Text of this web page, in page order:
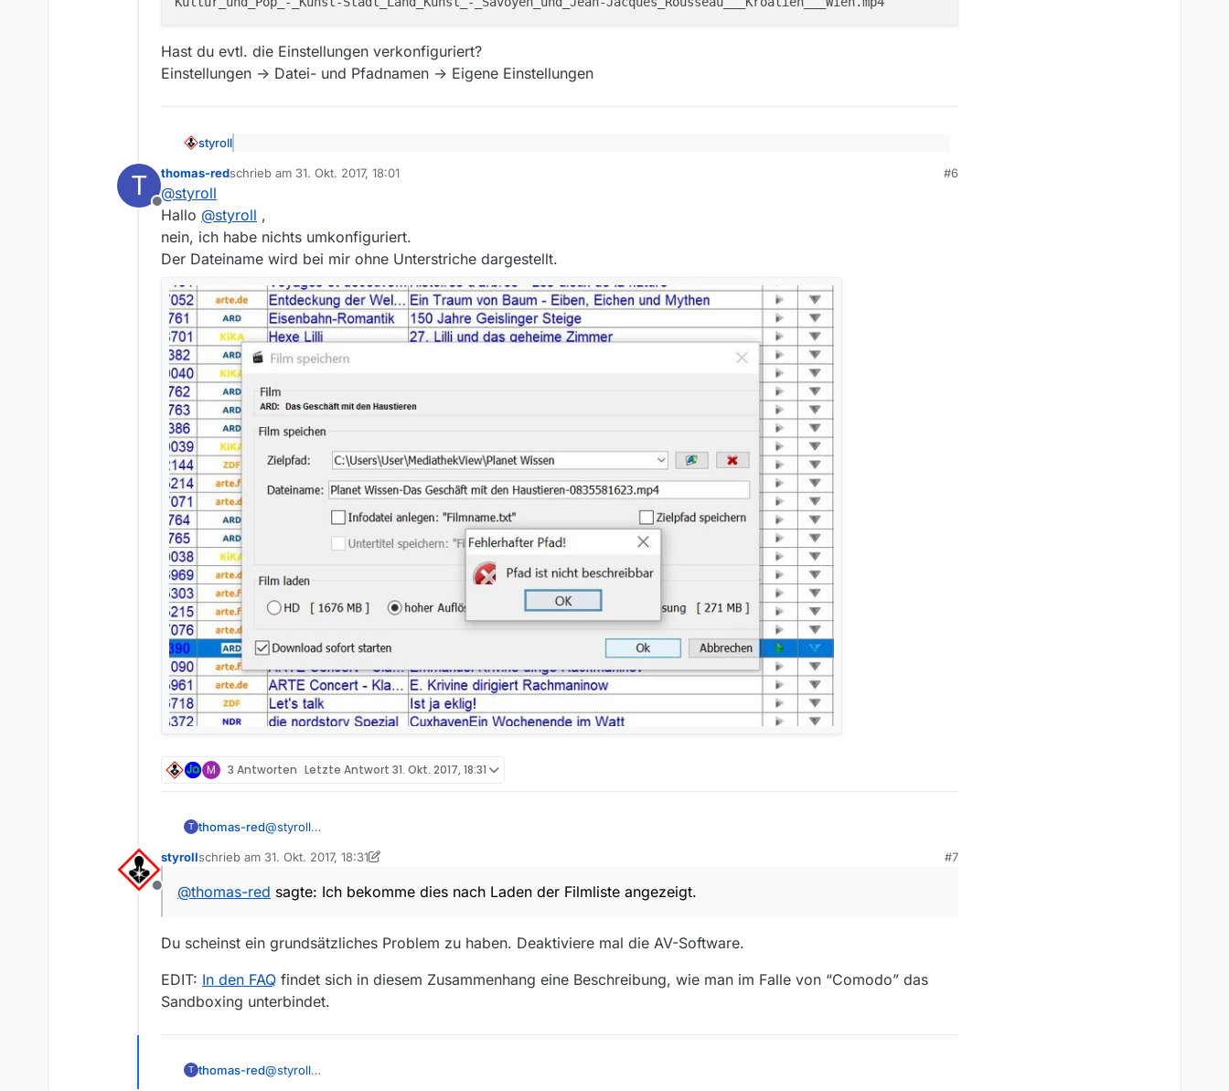
Die Meldung “Pfad ist nicht beschreibbar” kommt, egal welchen Pfad ich auswähle, z. B. neuer Ordner auf dem
Desktop.
Gibt es eine zwingende Vorgabe für den Pfad?
Hast du evtl. die Einstellungen verkonfiguriert?
Einstellungen -> Datei- und Pfadnamen -> Eigene Einstellungen
styroll
bei dir die Slashes (“/”) nicht ersetzt:
Hast du evtl. die Einstellungen verkonfiguriert?
Einstellungen -> Datei- und Pfadnamen -> Eigene Einstellungen
T
Offline
thomas-redschrieb am 31. Okt. 2017, 18:01
zuletzt editiert von
#6
@styroll
Hallo @styroll ,
nein, ich habe nichts umkonfiguriert.
Der Dateiname wird bei mir ohne Unterstriche dargestellt.
M 3 Antworten Letzte Antwort 31. Okt. 2017, 18:31
T thomas-red@styroll
nein, ich habe nichts umkonfiguriert.
Offline
styrollschrieb am 31. Okt. 2017, 18:31
zuletzt editiert von styroll
#7
@thomas-red sagte: Ich bekomme dies nach Laden der Filmliste angezeigt.
Du scheinst ein grundsätzliches Problem zu haben. Deaktiviere mal die AV-Software.
EDIT: In den FAQ findet sich in diesem Zusammenhang eine Beschreibung, wie man im Falle von “Comodo” das
Sandboxing unterbindet.
T thomas-red@styroll